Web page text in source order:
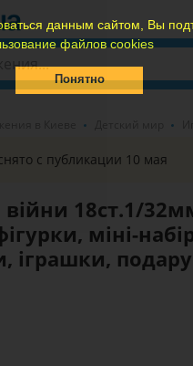
данным сайтом, Вы
файлов cookies
Понятно
с публикации 10 мая
війни 18ст.1/
міні-
іграшки,